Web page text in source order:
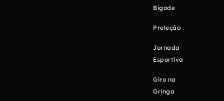
Bigode
Preleção
Jornada
Esportiva
Giro na
Gringa